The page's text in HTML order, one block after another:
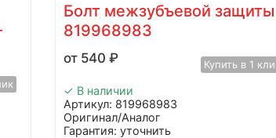
Болт межзубъевой защиты
819968983
540₽ Купить в 1
✓ В наличии
Артикул: 819968983
Оригинал/Аналог
Гарантия: уточнить